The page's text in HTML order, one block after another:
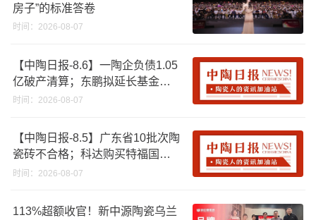
房子”的标准答卷
时间：2026-08-07
【中陶日报-8.6】一陶企负债1.05
亿破产清算；东鹏拟延长基金投
资期限；工信部开展建陶行业能
时间：2026-08-07
【中陶日报-8.5】广东省10批次陶
瓷砖不合格；科达购买特福国际
股份申请未通过；蒙娜丽莎5千万
破18亿元
时间：2026-08-07
113%超额收官！新中源陶瓷乌兰